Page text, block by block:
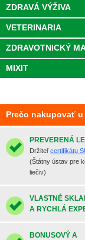
ZDRAVÁ VÝŽIVA
VETERINARIA
ZDRAVOTNICKÝ
MIXIT
Prečo nakupovať
PREVERENÁ
Držiteľcertifikátu
(Štátny ústav pre
liečiv)
VLASTNÉ
A RYCHLÁ
BONUSOVÝ A